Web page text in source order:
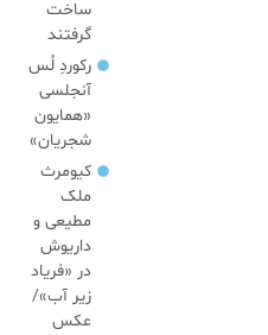
ساخت
گرفتند
رکوردِ لُس
آنجلسی
«همایون
شجریان»
کیومرث
ملک
مطیعی و
داریوش
در «فریاد
زیر آب»/
عکس